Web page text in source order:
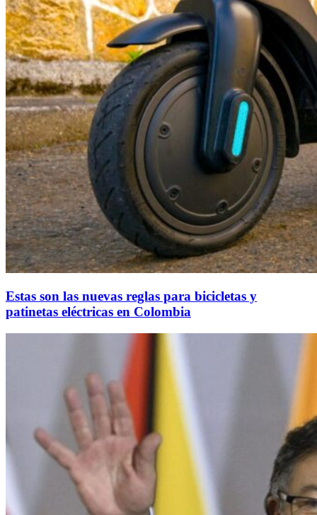
Estas son las nuevas reglas para bicicletas y
patinetas eléctricas en Colombia